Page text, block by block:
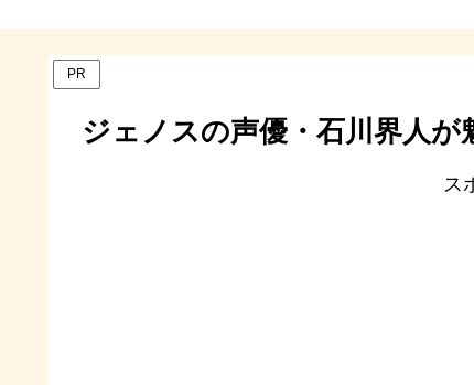
PR
ジェノスの声優・石川界人が
ス